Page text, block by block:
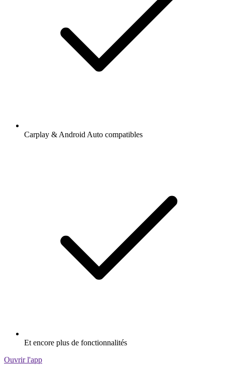
Carplay & Android Auto compatibles
Et encore plus de fonctionnalités
Ouvrir l'app